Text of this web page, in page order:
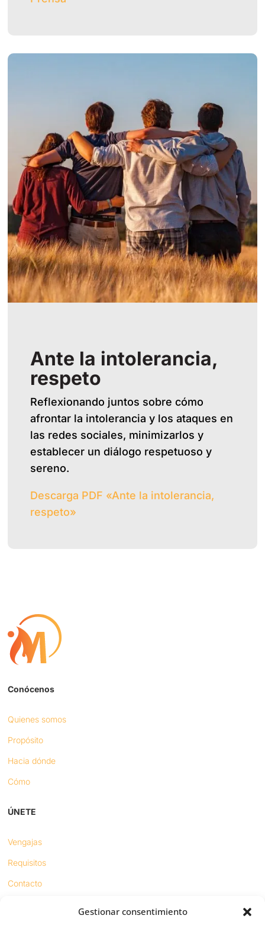
Gestionar consentimiento
Ante la intolerancia,
respeto
Reflexionando juntos sobre cómo
afrontar la intolerancia y los ataques en
las redes sociales, minimizarlos y
establecer un diálogo respetuoso y
sereno.
Descarga PDF «Ante la intolerancia,
respeto»
Conócenos
Quienes somos
Propósito
Hacia dónde
Cómo
ÚNETE
Vengajas
Requisitos
Contacto